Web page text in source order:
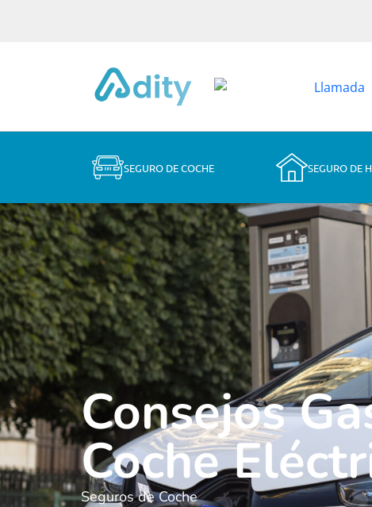
SEGURO DE COCHE SEGURO DE
Consejos
Coche
Seguros de Coche